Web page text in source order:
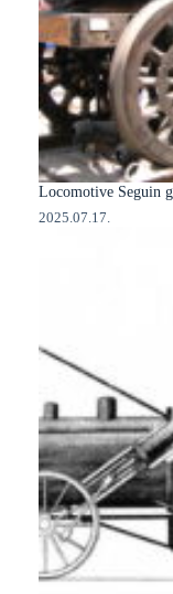
Locomotive Seguin
2025.07.17.